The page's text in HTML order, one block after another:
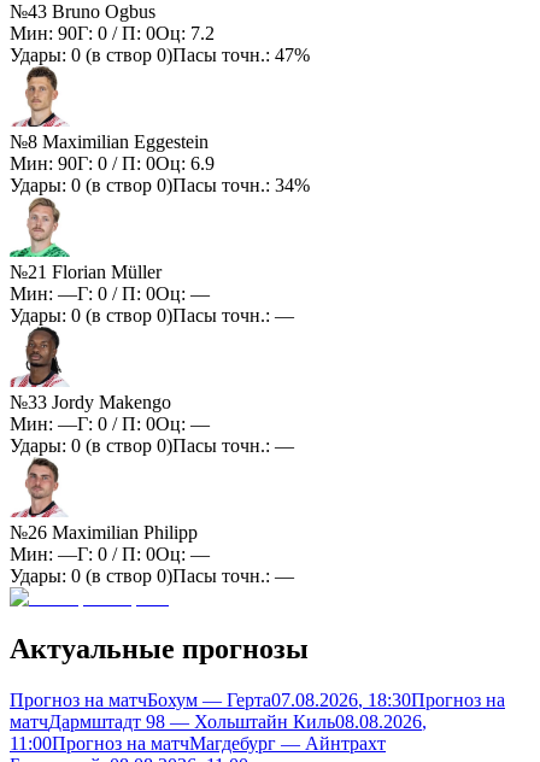
№43 Bruno Ogbus
Мин: 90Г: 0 / П: 0Оц: 7.2
Удары: 0 (в створ 0)Пасы точн.: 47%
№8 Maximilian Eggestein
Мин: 90Г: 0 / П: 0Оц: 6.9
Удары: 0 (в створ 0)Пасы точн.: 34%
№21 Florian Müller
Мин: —Г: 0 / П: 0Оц: —
Удары: 0 (в створ 0)Пасы точн.: —
№33 Jordy Makengo
Мин: —Г: 0 / П: 0Оц: —
Удары: 0 (в створ 0)Пасы точн.: —
№26 Maximilian Philipp
Мин: —Г: 0 / П: 0Оц: —
Удары: 0 (в створ 0)Пасы точн.: —
Актуальные прогнозы
Прогноз на матчБохум — Герта07.08.2026, 18:30Прогноз на
матчДармштадт 98 — Хольштайн Киль08.08.2026,
11:00Прогноз на матчМагдебург — Айнтрахт